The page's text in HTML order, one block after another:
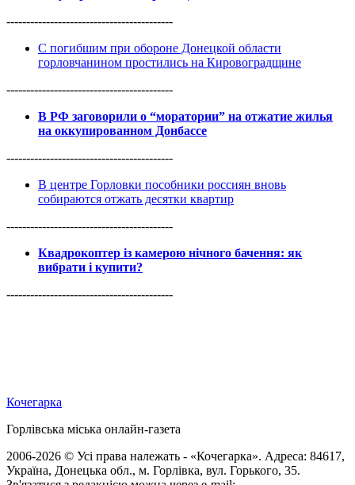
------------------------------------------
С погибшим при обороне Донецкой области
горловчанином простились на Кировоградщине
------------------------------------------
В РФ заговорили о “моратории” на отжатие жилья
на оккупированном Донбассе
------------------------------------------
В центре Горловки пособники россиян вновь
собираются отжать десятки квартир
------------------------------------------
Квадрокоптер із камерою нічного бачення: як
вибрати і купити?
------------------------------------------
Кочегарка
Горлівська міська онлайн-газета
2006-2026 © Усі права належать - «Кочегарка». Адреса: 84617,
Україна, Донецька обл., м. Горлівка, вул. Горького, 35.